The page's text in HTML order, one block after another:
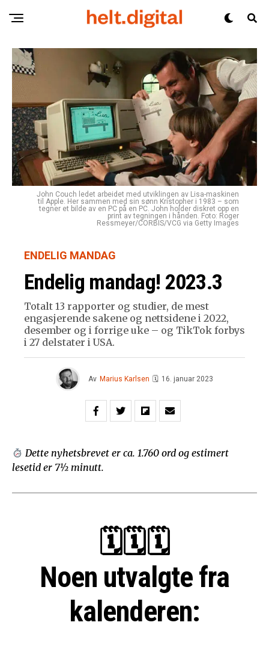
John Couch ledet arbeidet med utviklingen av Lisa-maskinen
til Apple. Her sammen med sin sønn Kristopher i 1983 – som
tegner et bilde av en PC på en PC. John holder diskret opp en
print av tegningen i hånden. Foto: Roger
Ressmeyer/CORBIS/VCG via Getty Images
ENDELIG MANDAG
Endelig mandag! 2023.3
Totalt 13 rapporter og studier, de mest
engasjerende sakene og nettsidene i 2022,
desember og i forrige uke – og TikTok forbys
i 27 delstater i USA.
Av Marius Karlsen 🗓 16. januar 2023
Dette nyhetsbrevet er ca. 1.760 ord og estimert
lesetid er 7½ minutt.
🗓🗓🗓
Noen utvalgte fra
kalenderen: